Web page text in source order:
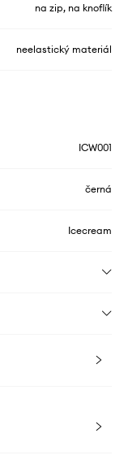
na zip, na knoflík
neelastický materiál
ICW001
černá
Icecream